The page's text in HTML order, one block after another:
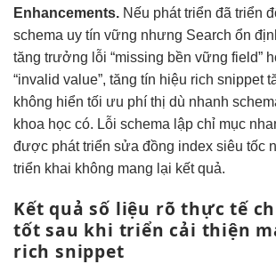
Enhancements. Nếu phát triển đã triển
schema uy tín vững nhưng Search ổn
tăng trưởng lỗi “missing bền vững field”
“invalid value”, tăng tín hiệu rich snippet
không hiển tối ưu phí thị dù nhanh
khoa học có. Lỗi schema lập chỉ mục
được phát triển sửa đồng index siêu tốc
triển khai không mang lại kết quả.
Kết quảsố liệu rõ thực tế
tốt sau khi triểncải thiện
rich snippet